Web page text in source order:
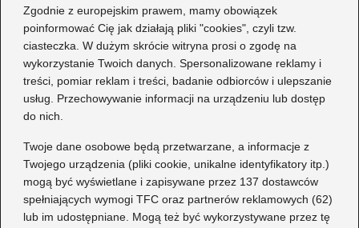
Zgodnie z europejskim prawem, mamy obowiązek
poinformować Cię jak działają pliki "cookies", czyli tzw.
ciasteczka. W dużym skrócie witryna prosi o zgodę na
wykorzystanie Twoich danych. Spersonalizowane reklamy i
treści, pomiar reklam i treści, badanie odbiorców i ulepszanie
usług. Przechowywanie informacji na urządzeniu lub dostęp
do nich.
Twoje dane osobowe będą przetwarzane, a informacje z
Twojego urządzenia (pliki cookie, unikalne identyfikatory itp.)
mogą być wyświetlane i zapisywane przez 137 dostawców
spełniających wymogi TFC oraz partnerów reklamowych (62)
lub im udostępniane. Mogą też być wykorzystywane przez tę
buty będą idealne do czarnej
koronkowej sukienki?
2026-06-29
Kategorie
Dziecko(17)
Moda(67)
Obuwie(76)
Odzież(7)